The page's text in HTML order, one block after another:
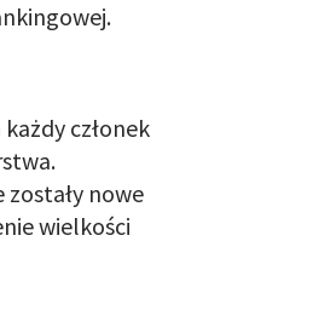
członek
nowe
wielkości